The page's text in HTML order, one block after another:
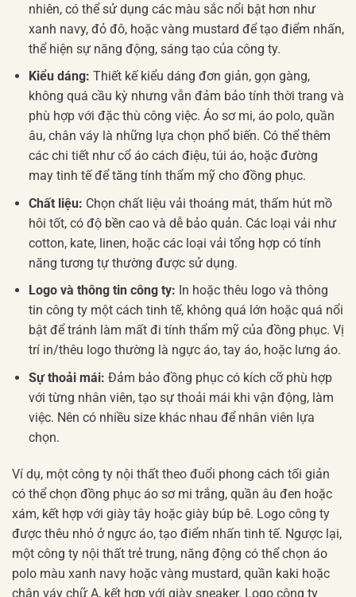
nhiên, có thể sử dụng các màu sắc nổi bật hơn như
xanh navy, đỏ đô, hoặc vàng mustard để tạo điểm nhấn,
thể hiện sự năng động, sáng tạo của công ty.
Kiểu dáng: Thiết kế kiểu dáng đơn giản, gọn gàng,
không quá cầu kỳ nhưng vẫn đảm bảo tính thời trang và
phù hợp với đặc thù công việc. Áo sơ mi, áo polo, quần
âu, chân váy là những lựa chọn phổ biến. Có thể thêm
các chi tiết như cổ áo cách điệu, túi áo, hoặc đường
may tinh tế để tăng tính thẩm mỹ cho đồng phục.
Chất liệu: Chọn chất liệu vải thoáng mát, thấm hút mồ
hôi tốt, có độ bền cao và dễ bảo quản. Các loại vải như
cotton, kate, linen, hoặc các loại vải tổng hợp có tính
năng tương tự thường được sử dụng.
Logo và thông tin công ty: In hoặc thêu logo và thông
tin công ty một cách tinh tế, không quá lớn hoặc quá nổi
bật để tránh làm mất đi tính thẩm mỹ của đồng phục. Vị
trí in/thêu logo thường là ngực áo, tay áo, hoặc lưng áo.
Sự thoải mái: Đảm bảo đồng phục có kích cỡ phù hợp
với từng nhân viên, tạo sự thoải mái khi vận động, làm
việc. Nên có nhiều size khác nhau để nhân viên lựa
chọn.
Ví dụ, một công ty nội thất theo đuổi phong cách tối giản
có thể chọn đồng phục áo sơ mi trắng, quần âu đen hoặc
xám, kết hợp với giày tây hoặc giày búp bê. Logo công ty
được thêu nhỏ ở ngực áo, tạo điểm nhấn tinh tế. Ngược lại,
một công ty nội thất trẻ trung, năng động có thể chọn áo
polo màu xanh navy hoặc vàng mustard, quần kaki hoặc
chân váy chữ A, kết hợp với giày sneaker. Logo công ty